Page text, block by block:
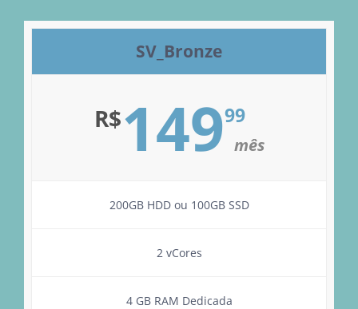
SV_Bronze
R$14999
mês
200GB HDD ou 100GB SSD
2 vCores
4 GB RAM Dedicada